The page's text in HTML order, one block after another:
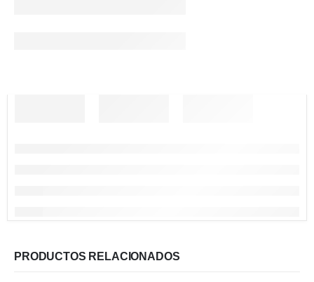
PRODUCTOS RELACIONADOS